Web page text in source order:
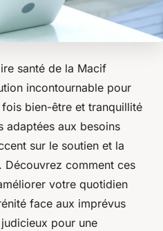
santé de la Macif
incontournable pour
bien-être et tranquillité
adaptées aux besoins
sur le soutien et la
comment ces
votre quotidien
face aux imprévus
pour une